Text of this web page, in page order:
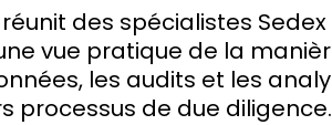
des spécialistes
vue pratique de la
les audits et les
processus de due diligence.